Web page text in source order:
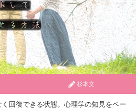
杉本文
回復できる状態。心理学の知見をベー